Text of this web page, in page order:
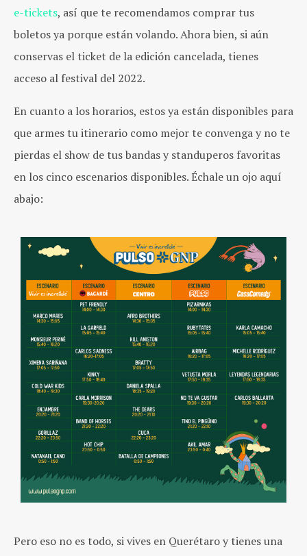
e-tickets, así que te recomendamos comprar tus
boletos ya porque están volando. Ahora bien, si aún
conservas el ticket de la edición cancelada, tienes
acceso al festival del 2022.
En cuanto a los horarios, estos ya están disponibles para
que armes tu itinerario como mejor te convenga y no te
pierdas el show de tus bandas y standuperos favoritas
en los cinco escenarios disponibles. Échale un ojo aquí
abajo:
Pero eso no es todo, si vives en Querétaro y tienes una